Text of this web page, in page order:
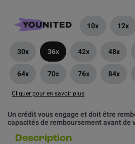
10x 12x
30x 36x 42x 48x
64x 70x 76x 84x
Cliquer pour en savoir plus
Un crédit vous engage et doit être
capacités de remboursement avant de
Description